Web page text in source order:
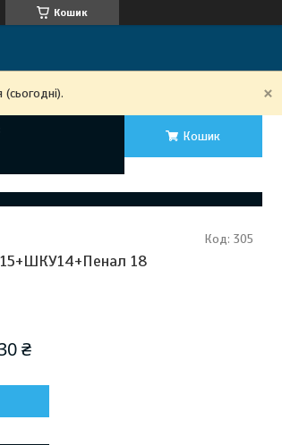
Кошик
Кошик
18
Код: 305
₴